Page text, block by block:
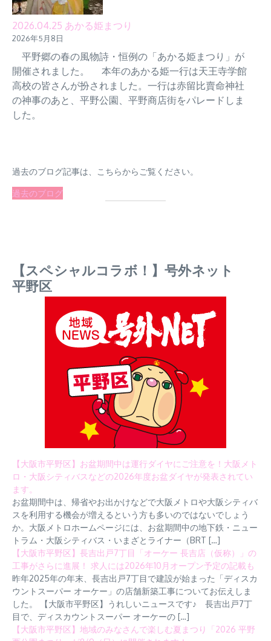
2026.04.25 あかる姫まつり
2026年5月8日
平野郷の春の風物詩・恒例の「あかる姫まつり」が
開催されました。 本年のあかる姫一行は天王寺学館
高校の皆さんが扮されました。一行は赤留比賣命神社
の神事のあと、平野公園、平野商店街をパレードしま
した。
過去のブログ記事は、こちらからご覧ください。
過去のブログ
【スペシャルコラボ！】号外ネット
平野区
【大阪市平野区】お盆期間中は運行ダイヤにご注意を！大阪メト
ロ・大阪シティバスなどの2026年度お盆ダイヤが発表されてい
ます。
お盆期間中は、帰省やお出かけなどで大阪メトロや大阪シティバ
スを利用する機会が増えるという方も多いのではないでしょう
か。大阪メトロホームページには、お盆期間中の地下鉄・ニュー
トラム・大阪シティバス・いまざとライナー（BRT […]
【大阪市平野区】長吉出戸7丁目「オーケー 長吉店（仮称）」の
工事がさらに進展！ 求人には2026年10月オープン予定の記載も
昨年2025年の年末、長吉出戸7丁目で建設が始まった「ディスカ
ウントスーパー オーケー」の店舗新築工事についてお伝えしま
した。 【大阪市平野区】うれしいニュースです♪ 長吉出戸7丁
目で、ディスカウントスーパー オーケーの […]
【大阪市平野区】地域のみなさんで楽しむ夏まつり「2026 平野